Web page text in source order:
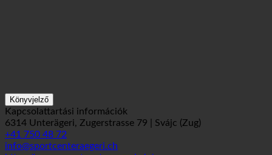
Könyvjelző
Kapcsolattartási információk
6314 Unterägeri, Zugerstrasse 79 | Svájc (Zug)
+41 750 48 72